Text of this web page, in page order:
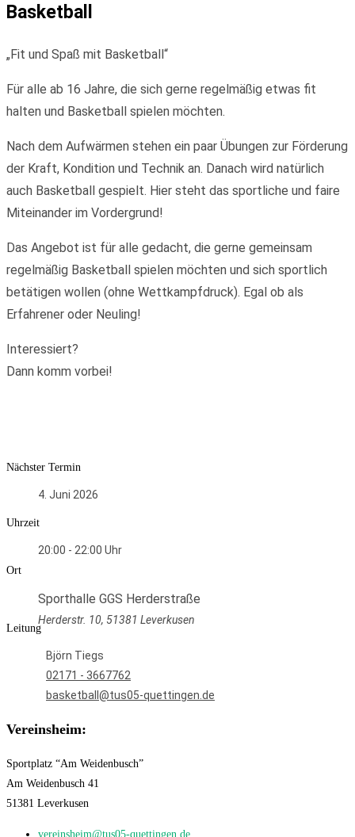
Basketball
„Fit und Spaß mit Basketball“
Für alle ab 16 Jahre, die sich gerne regelmäßig etwas fit
halten und Basketball spielen möchten.
Nach dem Aufwärmen stehen ein paar Übungen zur Förderung
der Kraft, Kondition und Technik an. Danach wird natürlich
auch Basketball gespielt. Hier steht das sportliche und faire
Miteinander im Vordergrund!
Das Angebot ist für alle gedacht, die gerne gemeinsam
regelmäßig Basketball spielen möchten und sich sportlich
betätigen wollen (ohne Wettkampfdruck). Egal ob als
Erfahrener oder Neuling!
Interessiert?
Dann komm vorbei!
Nächster Termin
4. Juni 2026
Uhrzeit
20:00 - 22:00
Ort
Sporthalle GGS Herderstraße
Herderstr. 10, 51381 Leverkusen
Leitung
Björn Tiegs
02171 - 3667762
basketball@tus05-quettingen.de
Vereinsheim:
Sportplatz “Am Weidenbusch”
Am Weidenbusch 41
51381 Leverkusen
vereinsheim@tus05-quettingen.de